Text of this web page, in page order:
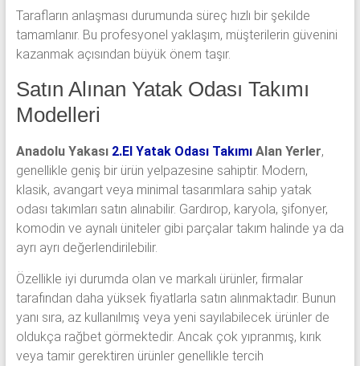
Tarafların anlaşması durumunda süreç hızlı bir şekilde
tamamlanır. Bu profesyonel yaklaşım, müşterilerin güvenini
kazanmak açısından büyük önem taşır.
Satın Alınan Yatak Odası Takımı
Modelleri
Anadolu Yakası 2.El Yatak Odası TakımıAlan Yerler,
genellikle geniş bir ürün yelpazesine sahiptir. Modern,
klasik, avangart veya minimal tasarımlara sahip yatak
odası takımları satın alınabilir. Gardırop, karyola, şifonyer,
komodin ve aynalı üniteler gibi parçalar takım halinde ya da
ayrı ayrı değerlendirilebilir.
Özellikle iyi durumda olan ve markalı ürünler, firmalar
tarafından daha yüksek fiyatlarla satın alınmaktadır. Bunun
yanı sıra, az kullanılmış veya yeni sayılabilecek ürünler de
oldukça rağbet görmektedir. Ancak çok yıpranmış, kırık
veya tamir gerektiren ürünler genellikle tercih